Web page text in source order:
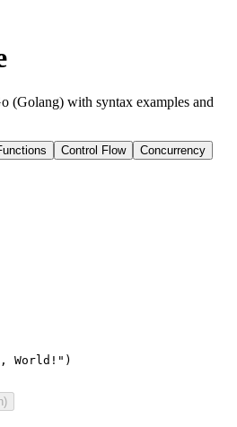
(Golang) with syntax examples and
Control Flow Concurrency
World!")